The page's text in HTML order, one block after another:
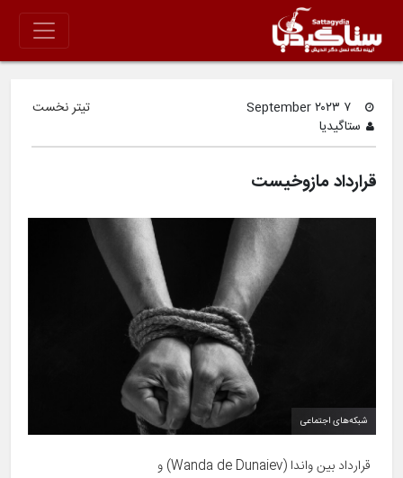
۷ September ۲۰۲۳
ستاگیدیا
تیتر نخست
قرارداد مازوخیست
شبکه‌های اجتماعی
قرارداد بین واندا (Wanda de Dunaiev) و